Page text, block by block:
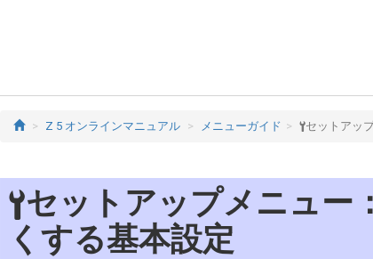
Z 5 オンラインマニュアル メニューガイド Bセットアッ
Bセットアップメニュー
くする基本設定